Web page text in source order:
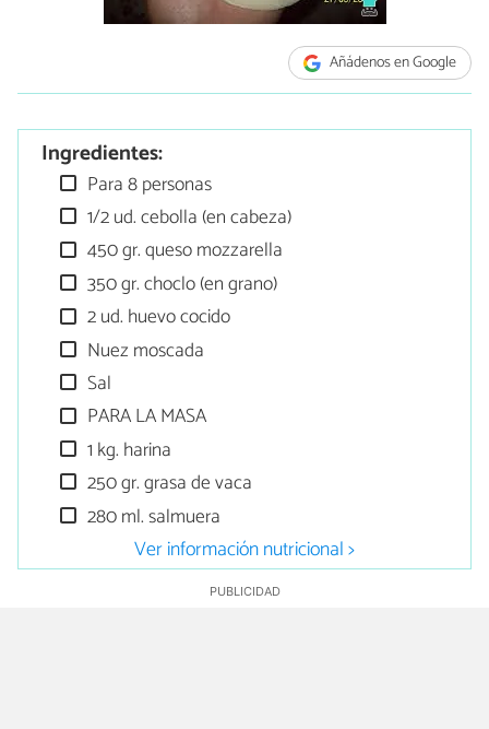
Añádenos en Google
Ingredientes:
Para 8 personas
1/2 ud. cebolla (en cabeza)
450 gr. queso mozzarella
350 gr. choclo (en grano)
2 ud. huevo cocido
Nuez moscada
Sal
PARA LA MASA
1 kg. harina
250 gr. grasa de vaca
280 ml. salmuera
Ver información nutricional >